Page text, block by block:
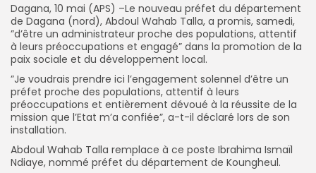
FR
Dagana, 10 mai (APS) –Le nouveau préfet du département
de Dagana (nord), Abdoul Wahab Talla, a promis, samedi,
”d’être un administrateur proche des populations, attentif
à leurs préoccupations et engagé” dans la promotion de la
paix sociale et du développement local.
”Je voudrais prendre ici l’engagement solennel d’être un
préfet proche des populations, attentif à leurs
préoccupations et entièrement dévoué à la réussite de la
mission que l’Etat m’a confiée”, a-t-il déclaré lors de son
installation.
Abdoul Wahab Talla remplace à ce poste Ibrahima Ismaïl
Ndiaye, nommé préfet du département de Koungheul.